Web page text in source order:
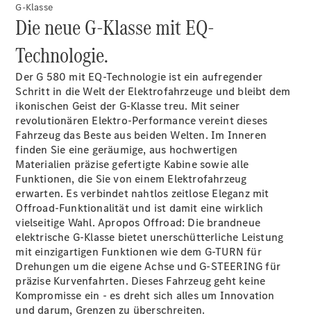
G-Klasse
Die neue G-Klasse mit EQ-
Technologie.
Der G 580 mit EQ-Technologie ist ein aufregender
Schritt in die Welt der Elektrofahrzeuge und bleibt dem
ikonischen Geist der G-Klasse treu. Mit seiner
revolutionären Elektro-Performance vereint dieses
Fahrzeug das Beste aus beiden Welten. Im Inneren
finden Sie eine geräumige, aus hochwertigen
Materialien präzise gefertigte Kabine sowie alle
Funktionen, die Sie von einem Elektrofahrzeug
erwarten. Es verbindet nahtlos zeitlose Eleganz mit
Offroad-Funktionalität und ist damit eine wirklich
vielseitige Wahl. Apropos Offroad: Die brandneue
elektrische G-Klasse bietet unerschütterliche Leistung
mit einzigartigen Funktionen wie dem G-TURN für
Drehungen um die eigene Achse und G-STEERING für
präzise Kurvenfahrten. Dieses Fahrzeug geht keine
Kompromisse ein - es dreht sich alles um Innovation
und darum, Grenzen zu überschreiten.